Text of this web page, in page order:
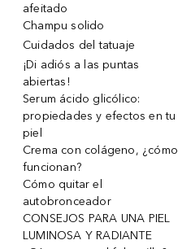
afeitado
Champu solido
Cuidados del tatuaje
¡Di adiós a las puntas
abiertas!
Serum ácido glicólico:
propiedades y efectos en tu
piel
Crema con colágeno, ¿cómo
funcionan?
Cómo quitar el
autobronceador
CONSEJOS PARA UNA PIEL
LUMINOSA Y RADIANTE